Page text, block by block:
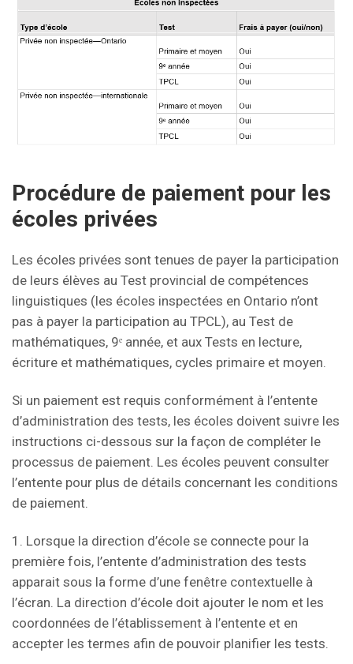
Procédure de paiement pour les
écoles privées
Les écoles privées sont tenues de payer la participation
de leurs élèves au Test provincial de compétences
linguistiques (les écoles inspectées en Ontario n’ont
pas à payer la participation au TPCL), au Test de
mathématiques, 9ᵉ année, et aux Tests en lecture,
écriture et mathématiques, cycles primaire et moyen.
Si un paiement est requis conformément à l’entente
d’administration des tests, les écoles doivent suivre les
instructions ci-dessous sur la façon de compléter le
processus de paiement. Les écoles peuvent consulter
l’entente pour plus de détails concernant les conditions
de paiement.
1. Lorsque la direction d’école se connecte pour la
première fois, l’entente d’administration des tests
apparait sous la forme d’une fenêtre contextuelle à
l’écran. La direction d’école doit ajouter le nom et les
coordonnées de l’établissement à l’entente et en
accepter les termes afin de pouvoir planifier les tests.